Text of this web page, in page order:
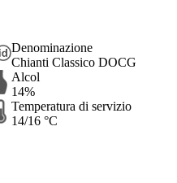
Denominazione
Chianti Classico DOCG
Alcol
14%
Temperatura di servizio
14/16 °C